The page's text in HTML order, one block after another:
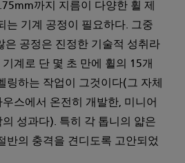
까지 지름이 다양한 휠 제
는 기계 공정이 필요하다. 그중
은 공정은 진정한 기술적 성취라
계로 단 몇 초 만에 휠의 15개
링하는 작업이 그것이다(그 자체
우스에서 온전히 개발한, 미니어
성과다). 특히 각 톱니의 얇은
반의 충격을 견디도록 고안되었